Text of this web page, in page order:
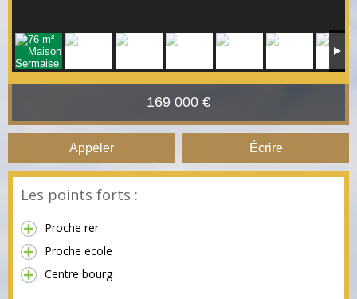
169 000 €
Appeler Écrire
Les points forts :
Proche rer
Proche ecole
Centre bourg